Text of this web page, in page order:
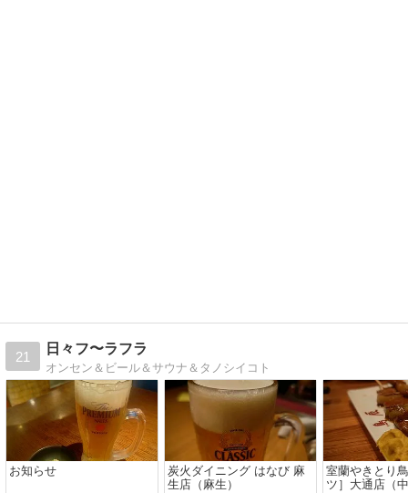
21
日々フ〜ラフラ
オンセン＆ビール＆サウナ＆タノシイコト
お知らせ
炭火ダイニング はなび 麻
生店（麻生）
室蘭やきとり
ツ］大通店（